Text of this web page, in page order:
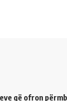
që ofron